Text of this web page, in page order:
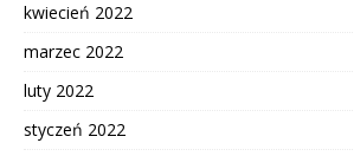
kwiecień 2022
marzec 2022
luty 2022
styczeń 2022